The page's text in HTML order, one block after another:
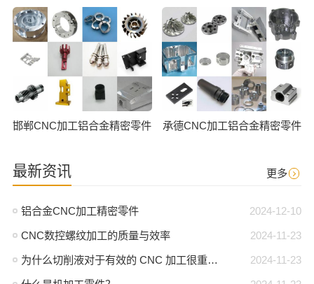
邯郸CNC加工铝合金精密零件 承德CNC加工铝合金精密零件
最新资讯 更多
2024-12-10
铝合金CNC加工精密零件
2024-11-23
CNC数控螺纹加工的质量与效率
2024-11-23
为什么切削液对于有效的 CNC 加工很重要？